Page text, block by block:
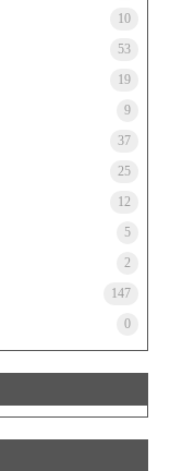
10
53
19
9
37
25
12
5
2
147
0